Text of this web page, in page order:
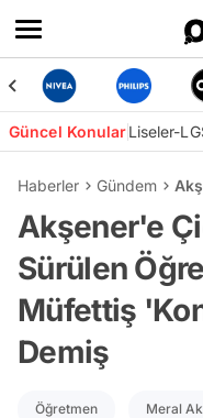
Güncel KonularLiseler-
Haberler Gündem
Akşener'e
Sürülen
Müfettiş
Demiş
Öğretmen Meral